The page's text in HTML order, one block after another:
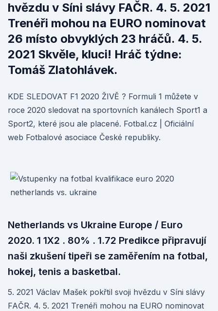
hvězdu v Síni slávy FAČR. 4. 5. 2021
Trenéři mohou na EURO nominovat
26 místo obvyklých 23 hráčů. 4. 5.
2021 Skvěle, kluci! Hráč týdne:
Tomáš Zlatohlávek.
KDE SLEDOVAT F1 2020 ŽIVĚ ? Formuli 1 můžete v
roce 2020 sledovat na sportovních kanálech Sport1 a
Sport2, které jsou ale placené. Fotbal.cz | Oficiální
web Fotbalové asociace České republiky.
Netherlands vs Ukraine Europe / Euro
2020. 1 1X2 . 80% . 1.72 Predikce připravují
naši zkušení tipeři se zaměřením na fotbal,
hokej, tenis a basketbal.
5. 2021 Václav Mašek pokřtil svoji hvězdu v Síni slávy
FAČR. 4. 5. 2021 Trenéři mohou na EURO nominovat